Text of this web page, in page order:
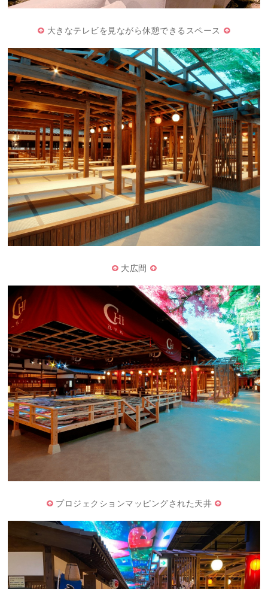
大きなテレビを見ながら休憩できるスペース
大広間
プロジェクションマッピングされた天井